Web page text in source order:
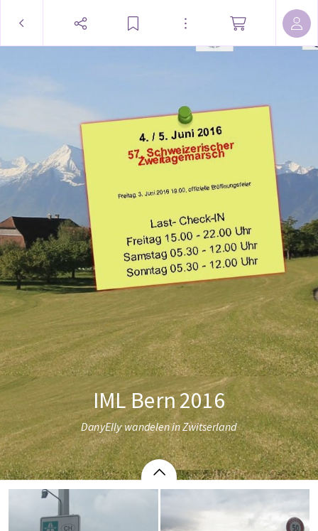
IML Bern 2016
DanyElly wandelen in Zwitserland